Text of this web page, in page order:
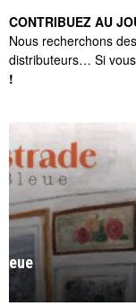
CONTRIBUEZ AU
Nous recherchons
distributeurs… Si
!
Les actualités
16 mai 2024 269